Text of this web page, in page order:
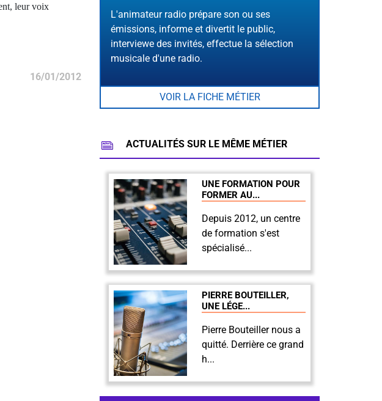
leur voix
16/01/2012
L'animateur radio prépare son ou ses
émissions, informe et divertit le public,
interviewe des invités, effectue la sélection
musicale d'une radio.
VOIR LA FICHE MÉTIER
ACTUALITÉS SUR LE MÊME MÉTIER
UNE FORMATION POUR
FORMER AU...
Depuis 2012, un centre
de formation s'est
spécialisé...
PIERRE BOUTEILLER,
UNE LÉGE...
Pierre Bouteiller nous a
quitté. Derrière ce grand
h...